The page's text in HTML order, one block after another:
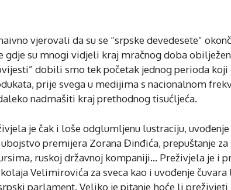
vjerovali da su se “srpske devedesete”
gdje su mnogi vidjeli kraj mračnog doba
dobili smo tek početak jednog perioda
prije svega u medijima s nacionalnom
nadmašiti kraj prethodnog tisućljeća.
je čak i loše odglumljenu lustraciju,
premijera Zorana Đinđića, prepuštanje
ruskoj državnoj kompaniji… Preživjela je i
Velimirovića za sveca kao i uvođenje
parlament. Veliko je pitanje hoće li preživjeti